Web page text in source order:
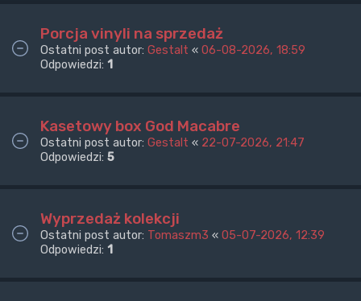
Porcja vinyli na sprzedaż
Ostatni post autor: Gestalt « 06-08-2026, 18:59
Odpowiedzi: 1
Kasetowy box God Macabre
Ostatni post autor: Gestalt « 22-07-2026, 21:47
Odpowiedzi: 5
Wyprzedaż kolekcji
Ostatni post autor: Tomaszm3 « 05-07-2026, 12:39
Odpowiedzi: 1